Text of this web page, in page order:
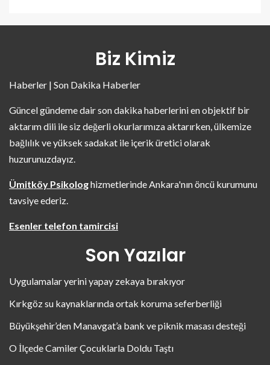
Biz Kimiz
Haberler | Son Dakika Haberler
Güncel gündeme dair son dakika haberlerini en objektif bir
aktarım dili ile siz değerli okurlarımıza aktarırken, ülkemize
bağlılık ve yüksek sadakat ile içerik üretici olarak
huzurunuzdayız.
Ümitköy Psikologhizmetlerinde Ankara'nın öncü kurumunu
tavsiye ederiz.
Esenler telefon tamircisi
Son Yazılar
Uygulamalar yerini yapay zekaya bırakıyor
Kırkgöz su kaynaklarında ortak koruma seferberliği
Büyükşehir’den Manavgat’a bank ve piknik masası desteği
O İlçede Camiler Çocuklarla Doldu Taştı